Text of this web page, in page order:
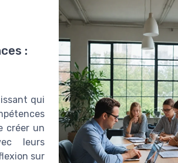
:
qui
créer un
leurs
sur